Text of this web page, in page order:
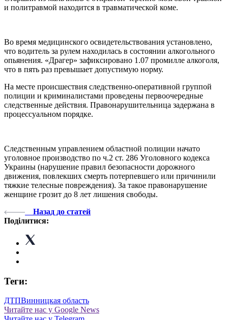
и политравмой находится в травматической коме.
Во время медицинского освидетельствования установлено,
что водитель за рулем находилась в состоянии алкогольного
опьянения. «Драгер» зафиксировано 1.07 промилле алкоголя,
что в пять раз превышает допустимую норму.
На месте происшествия следственно-оперативной группой
полиции и криминалистами проведены первоочередные
следственные действия. Правонарушительница задержана в
процессуальном порядке.
Следственным управлением областной полиции начато
уголовное производство по ч.2 ст. 286 Уголовного кодекса
Украины (нарушение правил безопасности дорожного
движения, повлекших смерть потерпевшего или причинили
тяжкие телесные повреждения). За такое правонарушение
женщине грозит до 8 лет лишения свободы.
Назад до статей
Поділитися:
Теги:
ДТПВинницкая область
Читайте нас у Google News